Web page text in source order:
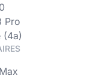
Pro
(4a)